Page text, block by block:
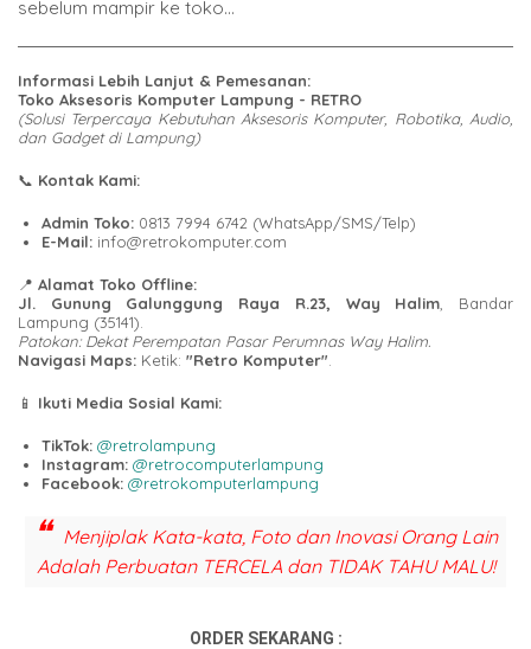
sebelum mampir ke toko...
Informasi Lebih Lanjut & Pemesanan:
Toko Aksesoris Komputer Lampung - RETRO
(Solusi Terpercaya Kebutuhan Aksesoris Komputer, Robotika, Audio,
dan Gadget di Lampung)
📞 Kontak Kami:
Admin Toko: 0813 7994 6742 (WhatsApp/SMS/Telp)
E-Mail: info@retrokomputer.com
📍 Alamat Toko Offline:
Jl. Gunung Galunggung Raya R.23, Way Halim , Bandar
Lampung (35141).
Patokan: Dekat Perempatan Pasar Perumnas Way Halim.
Navigasi Maps: Ketik: "Retro Komputer"
📱 Ikuti Media Sosial Kami:
TikTok: @retrolampung
Instagram: @retrocomputerlampung
Facebook: @retrokomputerlampung
Menjiplak Kata-kata, Foto dan Inovasi Orang Lain
Adalah Perbuatan TERCELA dan TIDAK TAHU MALU!
ORDER SEKARANG :